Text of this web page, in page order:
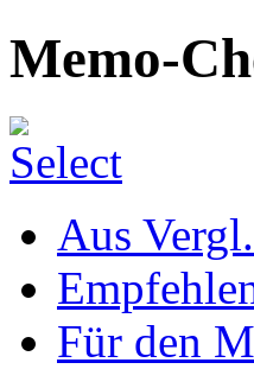
Memo-
Aus
Für den